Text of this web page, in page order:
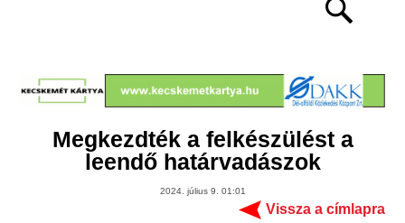
Megkezdték a felkészülést a
leendő határvadászok
2024. július 9. 01:01
Vissza a címlapra